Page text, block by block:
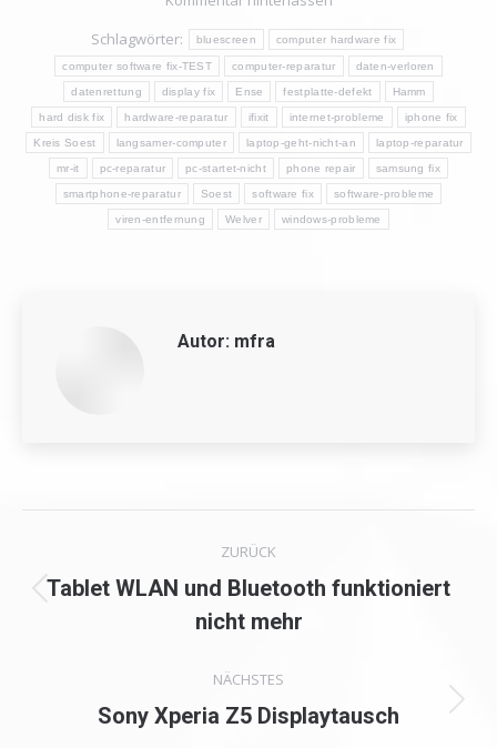
Schlagwörter:
bluescreen computer hardware fix
computer software fix-TEST computer-reparatur daten-verloren
datenrettung display fix Ense festplatte-defekt Hamm
hard disk fix hardware-reparatur ifixit internet-probleme iphone fix
Kreis Soest langsamer-computer laptop-geht-nicht-an laptop-reparatur
mr-it pc-reparatur pc-startet-nicht phone repair samsung fix
smartphone-reparatur Soest software fix software-probleme
viren-entfernung Welver windows-probleme
Autor: mfra
Kommentarnavigation
ZURÜCK
Vorheriger
Beitrag:
Tablet WLAN und Bluetooth funktioniert
nicht mehr
NÄCHSTES
Nächster
Sony Xperia Z5 Displaytausch